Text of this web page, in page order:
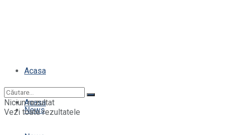
Acasa
News
Acasa
Niciun rezultat
Vezi toate rezultatele